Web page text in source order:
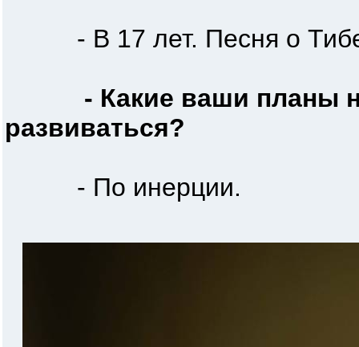
- В 17 лет. Песня о
- Какие ваши планы
развиваться?
- По инерции.